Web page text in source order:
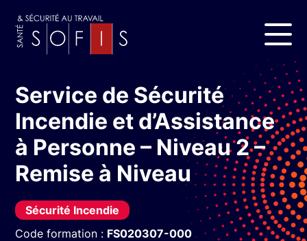
Service de Sécurité
Incendie et d’Assistance
à Personne – Niveau 2 –
Remise à Niveau
Sécurité Incendie
Code formation : FS020307-000